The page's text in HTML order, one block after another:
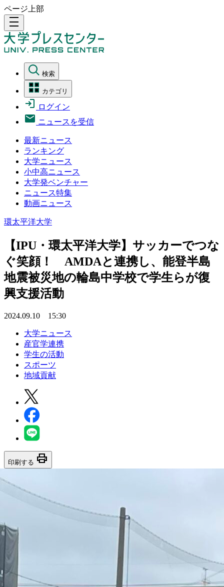
ページ上部
density_medium
検索
カテゴリ
ログイン
ニュースを受信
最新ニュース
ランキング
大学ニュース
小中高ニュース
大学発ベンチャー
ニュース特集
動画ニュース
環太平洋大学
【IPU・環太平洋大学】サッカーでつな
ぐ笑顔！ AMDAと連携し、能登半島
地震被災地の輪島中学校で学生らが復
興支援活動
2024.09.10 15:30
大学ニュース
産官学連携
学生の活動
スポーツ
地域貢献
印刷する print